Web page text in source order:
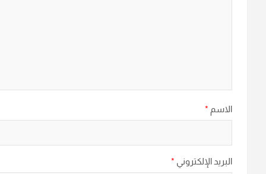
الاسم *
البريد الإلكتروني *